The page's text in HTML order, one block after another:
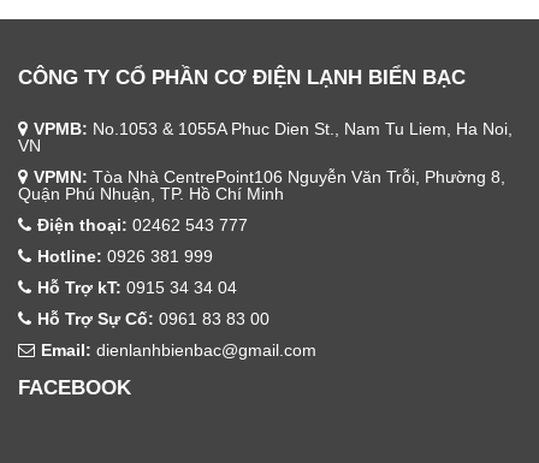
CÔNG TY CỔ PHẦN CƠ ĐIỆN LẠNH BIỂN BẠC
VPMB: No.1053 & 1055A Phuc Dien St., Nam Tu Liem, Ha Noi,
VN
VPMN: Tòa Nhà CentrePoint106 Nguyễn Văn Trỗi, Phường 8,
Quận Phú Nhuận, TP. Hồ Chí Minh
Điện thoại: 02462 543 777
Hotline: 0926 381 999
Hỗ Trợ kT: 0915 34 34 04
Hỗ Trợ Sự Cố: 0961 83 83 00
Email: dienlanhbienbac@gmail.com
FACEBOOK